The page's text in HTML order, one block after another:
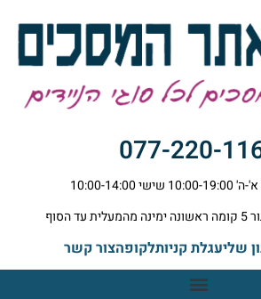
077-220-
14:00
הסוף
שליעגלת קניותלקופהצור קשר